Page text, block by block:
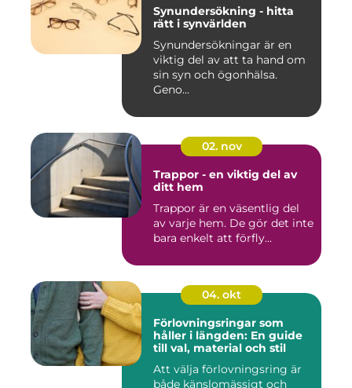
Synundersökning - hitta
rätt i synvärlden
Synundersökningar är en
viktig del av att ta hand om
sin syn och ögonhälsa.
Geno...
02. nov
Trappor - en viktig del av
ditt hem
Trappor är en väsentlig del
av varje hem. De gör det inte
bara enkelt att förfly...
04. okt
Förlovningsringar som
håller i längden: En guide
till val, material och stil
Att välja förlovningsring är
både känslomässigt och